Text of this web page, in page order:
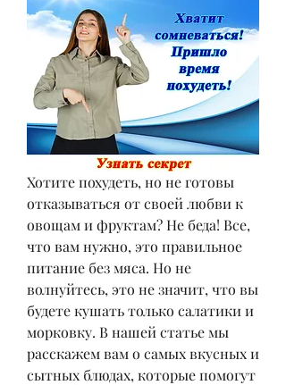
Хотите похудеть, но не готовы
отказываться от своей любви к
овощам и фруктам? Не беда! Все,
что вам нужно, это правильное
питание без мяса. Но не
волнуйтесь, это не значит, что вы
будете кушать только салатики и
морковку. В нашей статье мы
расскажем вам о самых вкусных и
сытных блюдах, которые помогут